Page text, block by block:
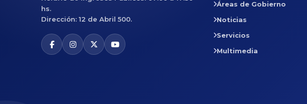
hs.
Dirección: 12 de Abril 500.
Áreas de Gobierno
Noticias
Servicios
Multimedia